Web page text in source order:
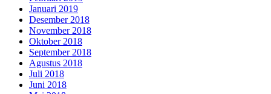
Januari 2019
Desember 2018
November 2018
Oktober 2018
September 2018
Agustus 2018
Juli 2018
Juni 2018